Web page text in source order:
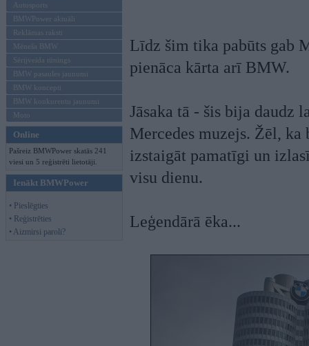
Autosports
BMWPower aktuāli
Reklāmas raksti
Mēneša BMW
Sērijveida tūnings
BMW pasaules jaunumi
BMW koncepti
BMW konkurentu jaunumi
Moto
Online
Pašreiz BMWPower skatās 241
viesi un 5 reģistrēti lietotāji.
Ienākt BMWPower
• Pieslēgties
• Reģistrēties
• Aizmirsi paroli?
Līdz šim tika pabūts gab
pienāca kārta arī BMW.
Jāsaka tā - šis bija daudz
Mercedes muzejs. Žēl,
izstaigāt pamatīgi un
visu dienu.
Leģendārā ēka...